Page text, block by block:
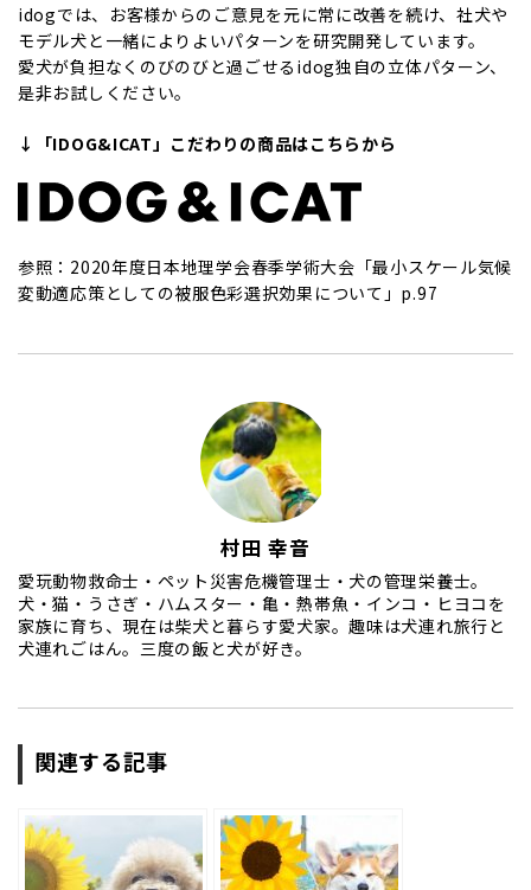
idogでは、お客様からのご意見を元に常に改善を続け、社犬や
モデル犬と一緒によりよいパターンを研究開発しています。
愛犬が負担なくのびのびと過ごせるidog独自の立体パターン、
是非お試しください。
↓「IDOG&ICAT」こだわりの商品はこちらから
参照： 2020年度日本地理学会春季学術大会「最小スケール気候
変動適応策としての被服色彩選択効果について」p.97
村田 幸音
愛玩動物救命士・ペット災害危機管理士・犬の管理栄養士。
犬・猫・うさぎ・ハムスター・亀・熱帯魚・インコ・ヒヨコを
家族に育ち、現在は柴犬と暮らす愛犬家。趣味は犬連れ旅行と
犬連れごはん。三度の飯と犬が好き。
関連する記事